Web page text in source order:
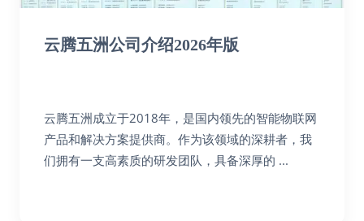
云腾五洲公司介绍2026年版
云腾五洲成立于2018年，是国内领先的智能物联网
产品和解决方案提供商。作为该领域的深耕者，我
们拥有一支高素质的研发团队，具备深厚的 ...